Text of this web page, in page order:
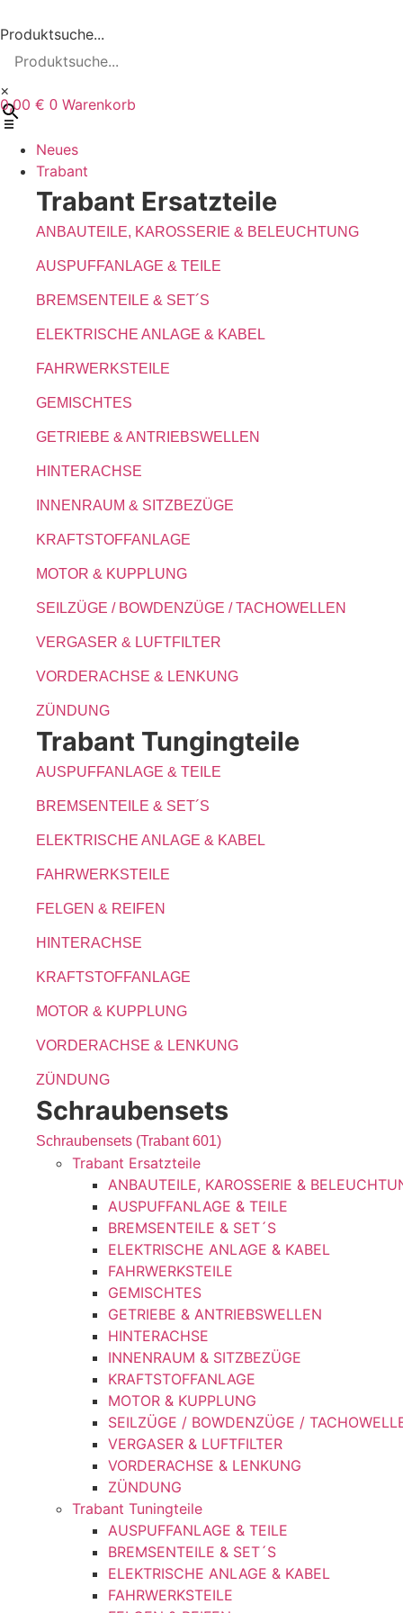
Inhalt
wechseln
Produktsuche...
×
0,00 € 0 Warenkorb
Neues
Trabant
Trabant Ersatzteile
ANBAUTEILE, KAROSSERIE & BELEUCHTUNG
AUSPUFFANLAGE & TEILE
BREMSENTEILE & SET´S
ELEKTRISCHE ANLAGE & KABEL
FAHRWERKSTEILE
GEMISCHTES
GETRIEBE & ANTRIEBSWELLEN
HINTERACHSE
INNENRAUM & SITZBEZÜGE
KRAFTSTOFFANLAGE
MOTOR & KUPPLUNG
SEILZÜGE / BOWDENZÜGE / TACHOWELLEN
VERGASER & LUFTFILTER
VORDERACHSE & LENKUNG
ZÜNDUNG
Trabant Tungingteile
AUSPUFFANLAGE & TEILE
BREMSENTEILE & SET´S
ELEKTRISCHE ANLAGE & KABEL
FAHRWERKSTEILE
FELGEN & REIFEN
HINTERACHSE
KRAFTSTOFFANLAGE
MOTOR & KUPPLUNG
VORDERACHSE & LENKUNG
ZÜNDUNG
Schraubensets
Schraubensets (Trabant 601)
Trabant Ersatzteile
ANBAUTEILE, KAROSSERIE &
AUSPUFFANLAGE & TEILE
BREMSENTEILE & SET´S
ELEKTRISCHE ANLAGE & KABEL
FAHRWERKSTEILE
GEMISCHTES
GETRIEBE & ANTRIEBSWELLEN
HINTERACHSE
INNENRAUM & SITZBEZÜGE
KRAFTSTOFFANLAGE
MOTOR & KUPPLUNG
SEILZÜGE / BOWDENZÜGE /
VERGASER & LUFTFILTER
VORDERACHSE & LENKUNG
ZÜNDUNG
Trabant Tuningteile
AUSPUFFANLAGE & TEILE
BREMSENTEILE & SET´S
ELEKTRISCHE ANLAGE & KABEL
FAHRWERKSTEILE